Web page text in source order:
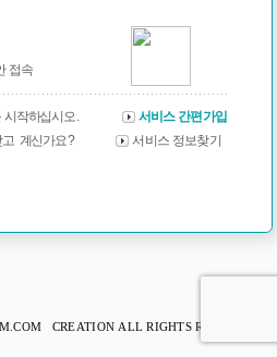
접속
작하십시오 .
서비스 간편가입
고 계신가요 ?
서비스 정보찾기
CREATION ALL RIGHTS RESERVED.